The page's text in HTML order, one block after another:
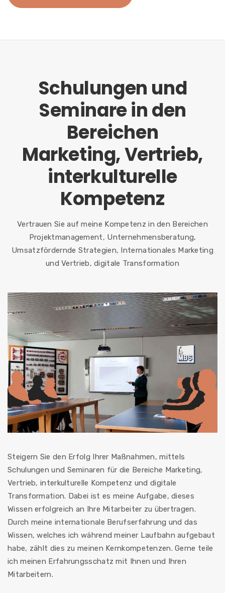
Schulungen und
Seminare in den
Bereichen
Marketing, Vertrieb,
interkulturelle
Kompetenz
Vertrauen Sie auf meine Kompetenz in den Bereichen
Projektmanagement, Unternehmensberatung,
Umsatzfördernde Strategien, Internationales Marketing
und Vertrieb, digitale Transformation
Steigern Sie den Erfolg Ihrer Maßnahmen, mittels
Schulungen und Seminaren für die Bereiche Marketing,
Vertrieb, interkulturelle Kompetenz und digitale
Transformation. Dabei ist es meine Aufgabe, dieses
Wissen erfolgreich an Ihre Mitarbeiter zu übertragen.
Durch meine internationale Berufserfahrung und das
Wissen, welches ich während meiner Laufbahn aufgebaut
habe, zählt dies zu meinen Kernkompetenzen. Gerne teile
ich meinen Erfahrungsschatz mit Ihnen und Ihren
Mitarbeitern.